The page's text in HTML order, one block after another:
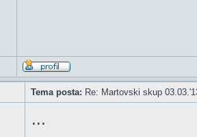
Tema posta: Re: Martovski skup
...